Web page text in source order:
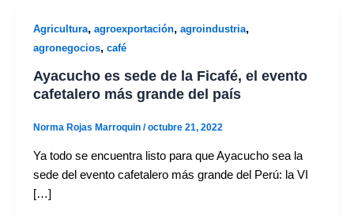
Agricultura, agroexportación, agroindustria,
agronegocios, café
Ayacucho es sede de la Ficafé, el evento
cafetalero más grande del país
Norma Rojas Marroquin /octubre 21, 2022
Ya todo se encuentra listo para que Ayacucho sea la
sede del evento cafetalero más grande del Perú: la VI
[…]